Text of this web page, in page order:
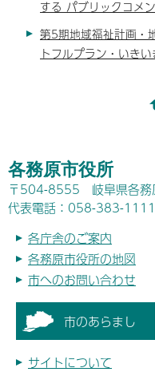
する パブリックコメ
第5期地域福祉計画・
トフルプラン・いきい
各務原市役所
〒504-8555 岐阜県各務
代表電話：058-383-1111
各庁舎のご案内
各務原市役所の地図
市へのお問い合わせ
市のあらまし
サイトについて